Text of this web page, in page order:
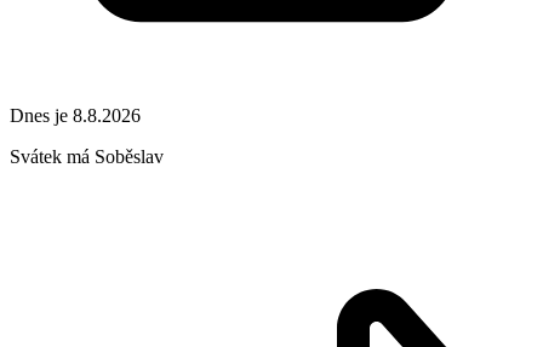
Dnes je 8.8.2026
Svátek má Soběslav